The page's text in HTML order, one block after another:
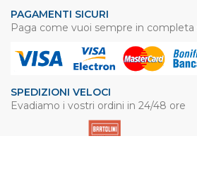
PAGAMENTI SICURI
Paga come vuoi sempre in completa
SPEDIZIONI VELOCI
Evadiamo i vostri ordini in 24/48 ore